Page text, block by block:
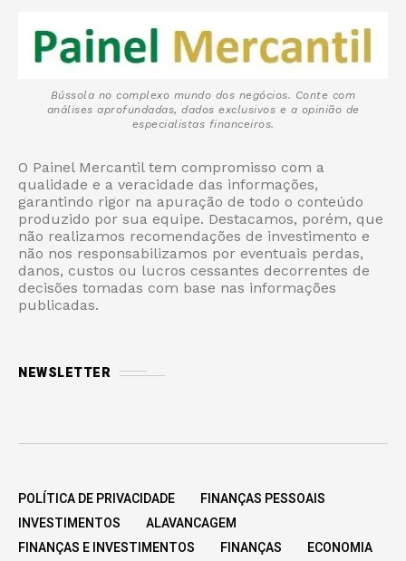
Bússola no complexo mundo dos negócios. Conte com
análises aprofundadas, dados exclusivos e a opinião de
especialistas financeiros.
O Painel Mercantil tem compromisso com a
qualidade e a veracidade das informações,
garantindo rigor na apuração de todo o conteúdo
produzido por sua equipe. Destacamos, porém, que
não realizamos recomendações de investimento e
não nos responsabilizamos por eventuais perdas,
danos, custos ou lucros cessantes decorrentes de
decisões tomadas com base nas informações
publicadas.
NEWSLETTER
POLÍTICA DE PRIVACIDADE
FINANÇAS PESSOAIS
INVESTIMENTOS
ALAVANCAGEM
FINANÇAS E INVESTIMENTOS
FINANÇAS ECONOMIA